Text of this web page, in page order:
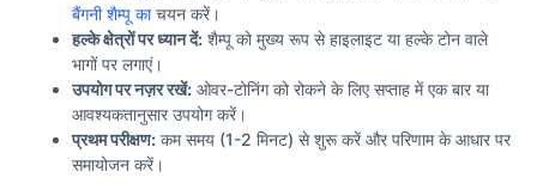
बैंगनी शैम्पू काचयन करें।
हल्के क्षेत्रों पर ध्यान दें: शैम्पू को मुख्य रूप से हाइलाइट या हल्के टोन वाले
भागों पर लगाएं।
उपयोग पर नज़र रखें: ओवर-टोनिंग को रोकने के लिए सप्ताह में एक बार या
आवश्यकतानुसार उपयोग करें।
प्रथम परीक्षण: कम समय (1-2 मिनट) से शुरू करें और परिणाम के आधार पर
समायोजन करें।